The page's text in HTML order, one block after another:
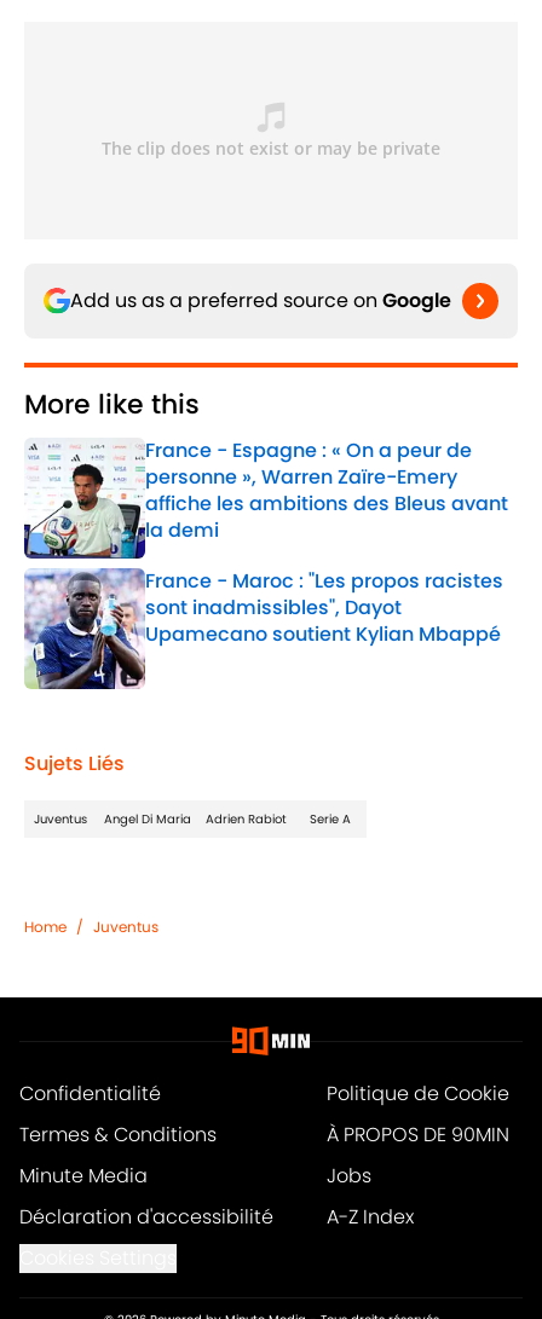
Add us as a preferred source on Google
More like this
France - Espagne : « On a peur de
personne », Warren Zaïre-Emery
affiche les ambitions des Bleus avant
la demi
Published by on Invalid Date
France - Maroc : "Les propos racistes
sont inadmissibles", Dayot
Upamecano soutient Kylian Mbappé
Published by on Invalid Date
Sujets Liés
Juventus Angel Di Maria Adrien Rabiot Serie A
Home / Juventus
Confidentialité
Politique de Cookie
Termes & Conditions
À PROPOS DE 90MIN
Minute Media
Jobs
Déclaration d'accessibilité
A-Z Index